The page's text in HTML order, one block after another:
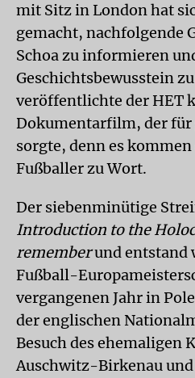
mit Sitz in London hat
gemacht, nachfolgende
Schoa zu informieren
Geschichtsbewusstein
veröffentlichte der HET
Dokumentarfilm, der für
sorgte, denn es
Fußballer zu Wort.
Der siebenminütige
Introduction to the
rememberund entstand
Fußball-
vergangenen Jahr in
der englischen
Besuch des ehemaligen
Auschwitz-Birkenau